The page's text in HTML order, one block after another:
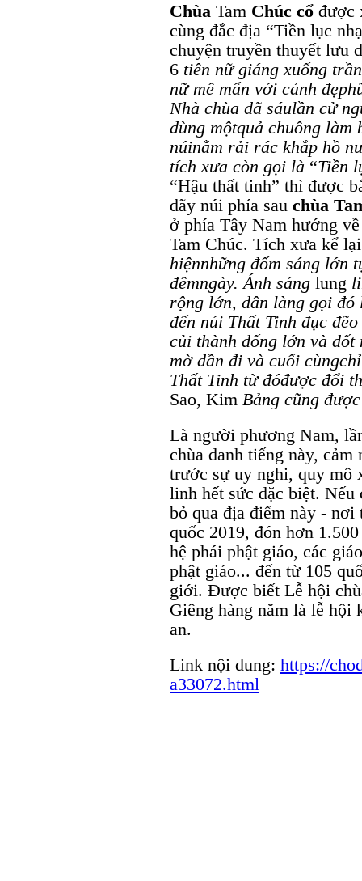
Chùa Tam Chúc cổ được
cùng đắc địa “Tiền lục
chuyện truyền thuyết lưu
6 tiên nữ giáng xuống trần
nữ mê mẩn với cảnh đẹp
Nhà chùa đã sáulần cử
dùng mộtquả chuông làm
núinằm rải rác khắp hồ
tích xưa còn gọi là “Tiền
“Hậu thất tinh” thì được
dãy núi phía sau chùa
ở phía Tây Nam hướng
Tam Chúc. Tích xưa kể
hiệnnhững đốm sáng lớn
đêmngày.Ánh sáng lung
rộng lớn, dân làng gọi đó
đến núi Thất Tinh đục đẽo
củi thành đống lớn và đốt
mờ dần đi và cuối cùngchỉ
Thất Tinh từ đóđược đổi
Sao, Kim Bảng cũng được
Là người phương Nam,
chùa danh tiếng này, cảm
trước sự uy nghi, quy mô
linh hết sức đặc biệt. Nếu
bỏ qua địa điểm này -
quốc 2019, đón hơn
hệ phái phật giáo, các
phật giáo... đến từ 105
giới. Được biết Lễ hội
Giêng hàng năm là lễ hội
an.
Link nội dung: https://
a33072.html